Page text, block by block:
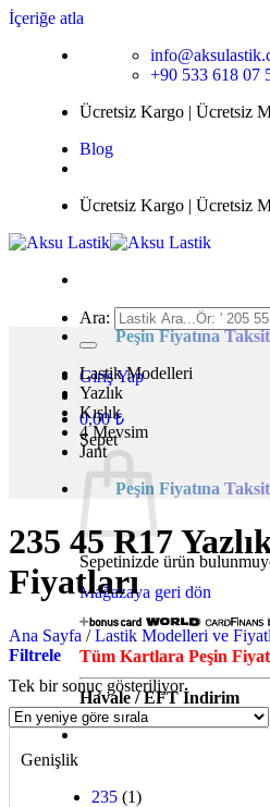
İçeriğe atla
+90 533 618 07
Ücretsiz Kargo | Ücretsiz
Blog
Ücretsiz Kargo | Ücretsiz
Ara:
Giriş Yap
0,00₺
Sepet
Sepetinizde ürün
Mağazaya geri dön
Tüm Kartlara Peşin
Havale / EFT İndirim
Peşin Fiyatına
Lastik Modelleri
Yazlık
Kışlık
4 Mevsim
Jant
Peşin Fiyatına
235 45 R17
Fiyatları
Ana Sayfa / Lastik Modelleri ve
Filtrele
Tek bir sonuç gösteriliyor
Genişlik
235 (1)